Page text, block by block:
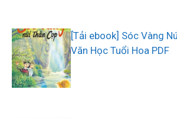
[Tải ebook] Sóc Vàng
Văn Học Tuổi Hoa PDF